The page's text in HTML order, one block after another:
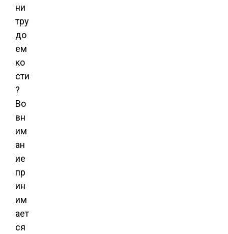
ни
тру
до
ем
ко
сти
?
Во
вн
им
ан
ие
пр
ин
им
ает
ся